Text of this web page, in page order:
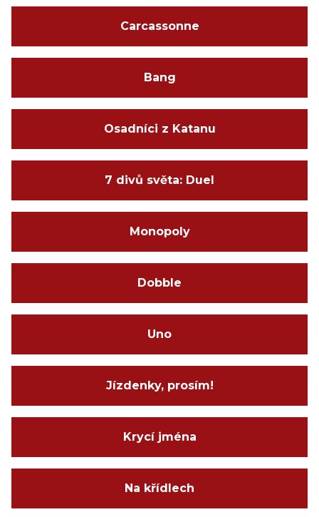
Carcassonne
Bang
Osadníci z Katanu
7 divů světa: Duel
Monopoly
Dobble
Uno
Jízdenky, prosím!
Krycí jména
Na křídlech